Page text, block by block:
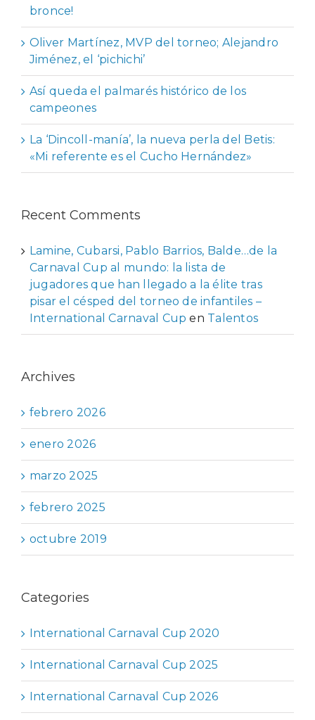
bronce!
Oliver Martínez, MVP del torneo; Alejandro
Jiménez, el ‘pichichi’
Así queda el palmarés histórico de los
campeones
La ‘Dincoll-manía’, la nueva perla del Betis:
«Mi referente es el Cucho Hernández»
Recent Comments
Lamine, Cubarsi, Pablo Barrios, Balde…de la
Carnaval Cup al mundo: la lista de
jugadores que han llegado a la élite tras
pisar el césped del torneo de infantiles –
International Carnaval Cup en Talentos
Archives
febrero 2026
enero 2026
marzo 2025
febrero 2025
octubre 2019
Categories
International Carnaval Cup 2020
International Carnaval Cup 2025
International Carnaval Cup 2026